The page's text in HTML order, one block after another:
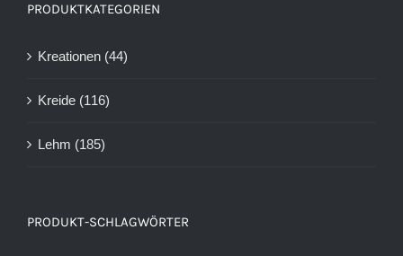
PRODUKTKATEGORIEN
Kreationen (44)
Kreide (116)
Lehm (185)
PRODUKT-SCHLAGWÖRTER